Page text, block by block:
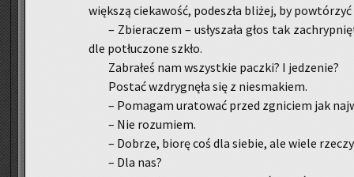
więk­szą cie­ka­wość, po­de­szła bli­żej, by
– Zbie­ra­czem – usły­sza­ła głos tak
dle po­tłu­czo­ne szkło.
Za­bra­łeś nam wszyst­kie pacz­ki? I je­dze­nie?
Po­stać wzdry­gnę­ła się z nie­sma­kiem.
– Po­ma­gam ura­to­wać przed zgni­ciem jak
– Nie ro­zu­miem.
– Do­brze, biorę coś dla sie­bie, ale wiele
– Dla nas?